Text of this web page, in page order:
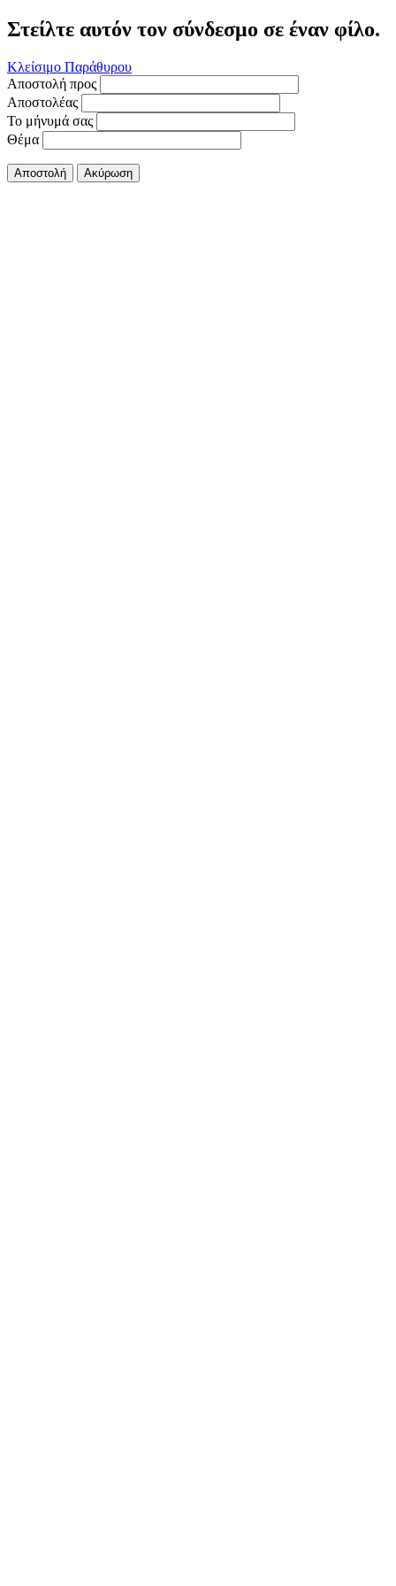
Στείλτε αυτόν τον σύνδεσμο σε έναν φίλο.
Κλείσιμο Παράθυρου
Αποστολή προς
Αποστολέας
Το μήνυμά σας
Θέμα
Αποστολή Ακύρωση